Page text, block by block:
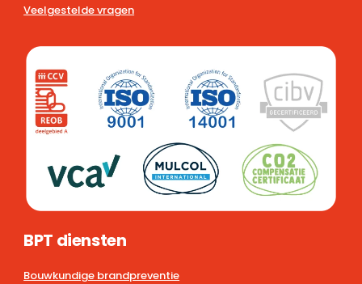
Veelgestelde vragen
BPT diensten
Bouwkundige brandpreventie